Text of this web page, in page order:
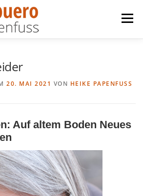
Menü
20. MAI 2021 VON HEIKE PAPENFUSS
Auf altem Boden Neues
n